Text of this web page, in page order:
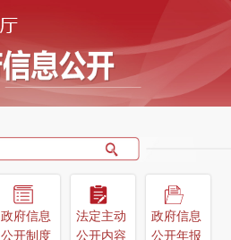
政府信息
公开制度
法定主动
公开内容
政府信息
公开年报